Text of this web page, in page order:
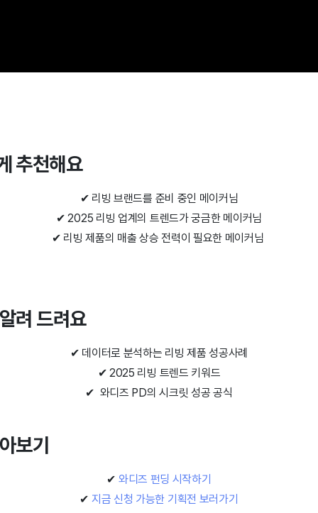
추천해요
✔ 리빙 브랜드를 준비 중인 메이커님
✔ 2025 리빙 업계의 트렌드가 궁금한 메이커님
✔ 리빙 제품의 매출 상승 전력이 필요한 메이커님
려 드려요
✔ 데이터로 분석하는 리빙 제품 성공사례
✔ 2025 리빙 트렌드 키워드
✔ 와디즈 PD의 시크릿 성공 공식
보기
✔ 와디즈 펀딩 시작하기
✔ 지금 신청 가능한 기획전 보러가기